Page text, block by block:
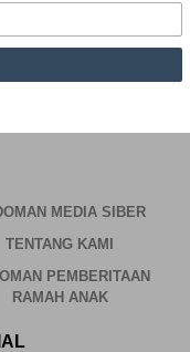
MEDIA SIBER
TENTANG KAMI
PEMBERITAAN
RAMAH ANAK